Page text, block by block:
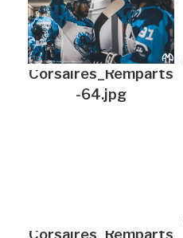
Corsaires_Remparts
-64.jpg